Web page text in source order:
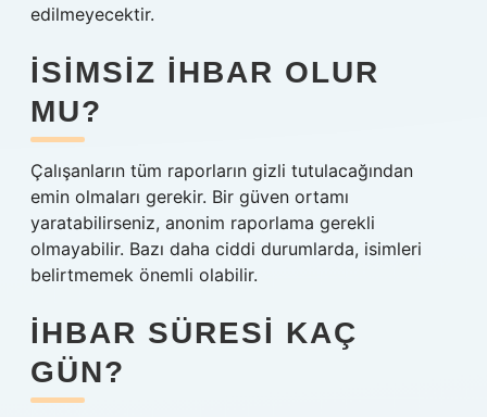
edilmeyecektir.
İSIMSIZ IHBAR OLUR
MU?
Çalışanların tüm raporların gizli tutulacağından
emin olmaları gerekir. Bir güven ortamı
yaratabilirseniz, anonim raporlama gerekli
olmayabilir. Bazı daha ciddi durumlarda, isimleri
belirtmemek önemli olabilir.
İHBAR SÜRESI KAÇ
GÜN?